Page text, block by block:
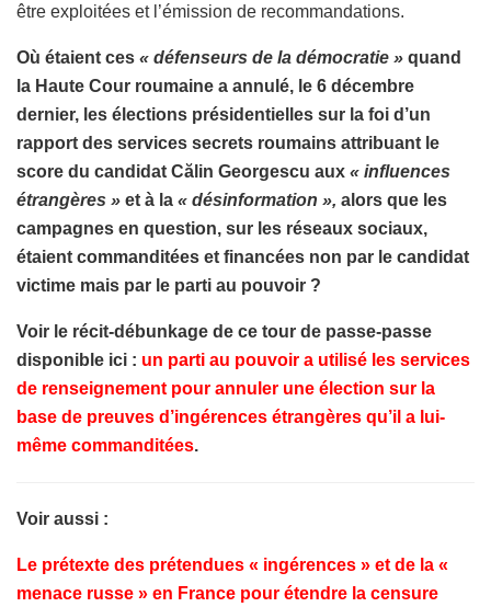
être exploitées et l’émission de recommandations.
Où étaient ces « défenseurs de la démocratie » quand
la Haute Cour roumaine a annulé, le 6 décembre
dernier, les élections présidentielles sur la foi d’un
rapport des services secrets roumains attribuant le
score du candidat Călin Georgescu aux « influences
étrangères » et à la « désinformation », alors que les
campagnes en question, sur les réseaux sociaux,
étaient commanditées et financées non par le candidat
victime mais par le parti au pouvoir ?
Voir le récit-débunkage de ce tour de passe-passe
disponible ici : un parti au pouvoir a utilisé les services
de renseignement pour annuler une élection sur la
base de preuves d’ingérences étrangères qu’il a lui-
même commanditées.
Voir aussi :
Le prétexte des prétendues « ingérences » et de la «
menace russe » en France pour étendre la censure